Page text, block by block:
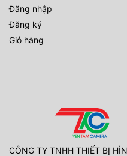
Đăng nhập
Đăng ký
Giỏ hàng
CÔNG TY TNHH THIẾT BỊ